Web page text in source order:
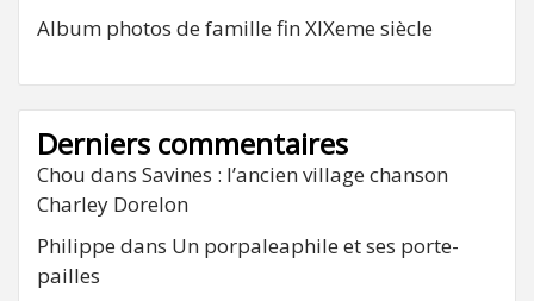
Album photos de famille fin XIXeme siècle
Derniers commentaires
Chou dans Savines : l’ancien village chanson
Charley Dorelon
Philippe dans Un porpaleaphile et ses porte-
pailles